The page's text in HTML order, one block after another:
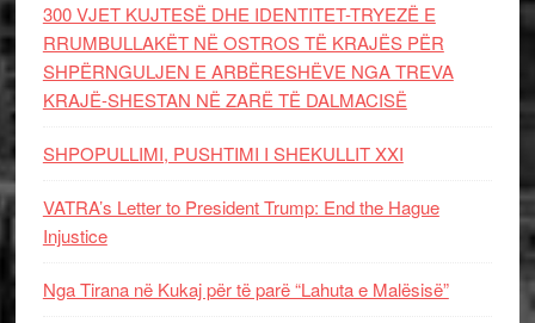
300 VJET KUJTESË DHE IDENTITET-TRYEZË E
RRUMBULLAKËT NË OSTROS TË KRAJËS PËR
SHPËRNGULJEN E ARBËRESHËVE NGA TREVA
KRAJË-SHESTAN NË ZARË TË DALMACISË
SHPOPULLIMI, PUSHTIMI I SHEKULLIT XXI
VATRA’s Letter to President Trump: End the Hague
Injustice
Nga Tirana në Kukaj për të parë “Lahuta e Malësisë”